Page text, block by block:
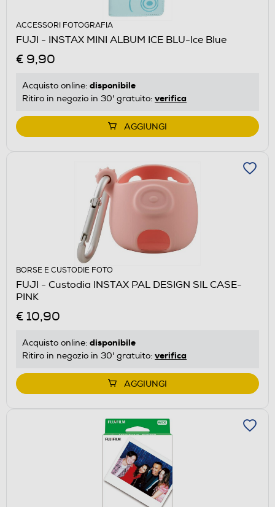
ACCESSORI FOTOGRAFIA
FUJI - INSTAX MINI ALBUM ICE BLU-Ice Blue
€ 9,90
Acquisto online: disponibile
Ritiro in negozio in 30' gratuito: verifica
AGGIUNGI
BORSE E CUSTODIE FOTO
FUJI - Custodia INSTAX PAL DESIGN SIL CASE-
PINK
€ 10,90
Acquisto online: disponibile
Ritiro in negozio in 30' gratuito: verifica
AGGIUNGI